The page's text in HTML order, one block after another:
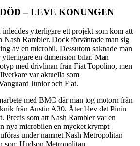
– LEVE KONUNGEN
inleddes ytterligare ett projekt som kom att
Nash Rambler. Dock förväntade man sig
av en microbil. Dessutom saknade man
en dimension bilar. Man
med drivlinan från Fiat Topolino, men
var aktuella som
Junior och Fiat.
med BMC där man tog motorn från
från Austin A30. Åter blev det Pinin
Precis som att Nash Rambler var en
nya microbilen en mycket krympt
under namnet Nash Metropolitan
som Hudson Metropolitan.